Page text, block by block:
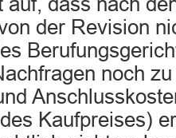
der Revision
noch
Kaufpreises)